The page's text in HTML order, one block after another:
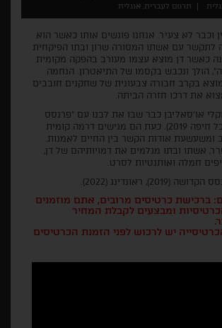
תרגום לעברית, אנגלית
וכבר לא צעיר. אנחנו פוגשים אותו כאשר הוא
עם אשתו המסורה שרון ובתו הפיקחית
כאשר דן מוצא עצמו מעורב בהפקה מקומית
הולך ונכבש בקסמו של התיאטרון. הנחמה
בקרב חבורה צבעונית של שחקנים חובבים
את דרכו חזרה הביתה.
או'סאליבן כבר שבו את לבנו עם "פרנסס
הקדושה" (פסטיבל חיפה 2019). כעת הם מגישים דרמה קומית
ומשעשעת אודות הקשר בין החיים לאמנות.
אשתו ובתו מגלמים את דמויותיהם של דן,
חמלה ואותנטיות לסרט.
ראונדינג (2022).
ברכישת כרטיסים מרובים, אתם מוזמנים
ומבצעים לקבלת המחיר
יש לרכוש לפני הזמנת הכרטיסים